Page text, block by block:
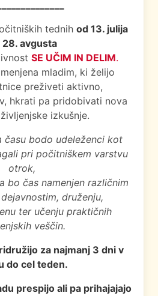
tednih od 13. julija
28. avgusta
SE UČIM IN DELIM.
mladim, ki želijo
preživeti aktivno,
hkrati pa pridobivati nova
izkušnje.
času bodo udeleženci kot
pri počitniškem varstvu
otrok,
bo čas namenjen različnim
druženju,
ter učenju praktičnih
veščin.
za najmanj 3 dni v
do cel teden.
prespijo ali pa prihajajajo